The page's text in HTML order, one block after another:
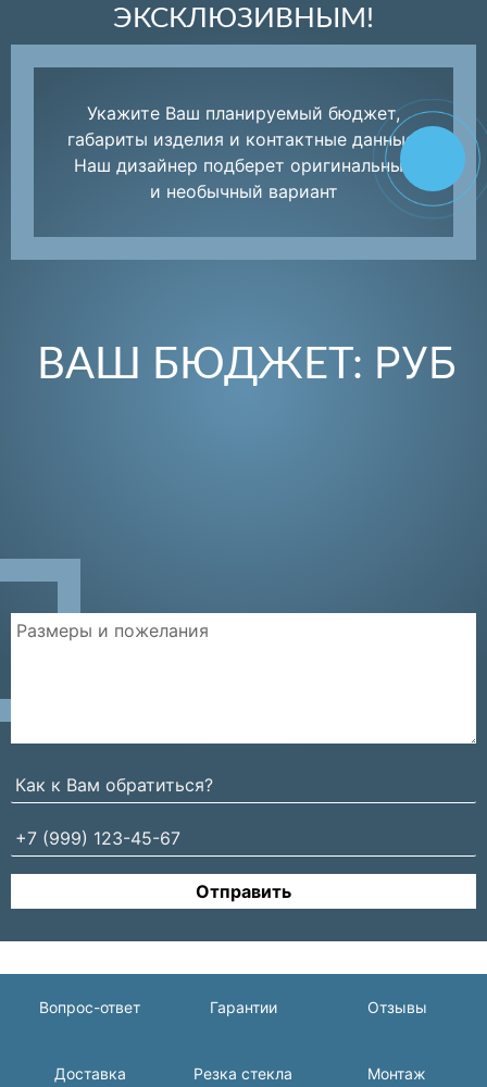
ЭКСКЛЮЗИВНЫМ!
Укажите Ваш планируемый бюджет,
габариты изделия и контактные данные.
Наш дизайнер подберет оригинальный
и необычный вариант
ВАШ БЮДЖЕТ: РУБ
Отправить
Вопрос-ответ Гарантии Отзывы
Доставка Резка стекла Монтаж